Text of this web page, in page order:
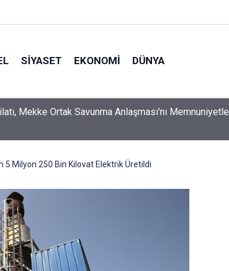
SIYASET EKONOMI DÜNYA
Mekke Ortak Savunma Anlaşması'nı Memnuniyetle
5 Milyon 250 Bin Kilovat Elektrik Üretildi